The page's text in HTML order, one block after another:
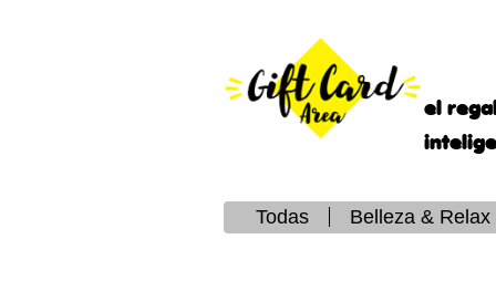
el
Todas Belleza & Relax